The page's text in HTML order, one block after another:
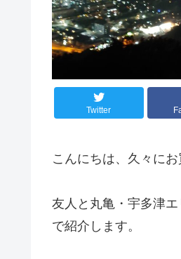
Twitter
こんにちは、久々に
友人と丸亀・宇多津
で紹介します。